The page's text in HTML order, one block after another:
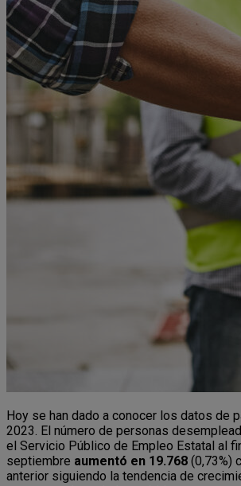
Hoy se han dado a conocer los datos de
2023. El número de personas
el Servicio Público de Empleo Estatal al
septiembre aumentó en 19.768 (0,73%)
anterior siguiendo la tendencia de